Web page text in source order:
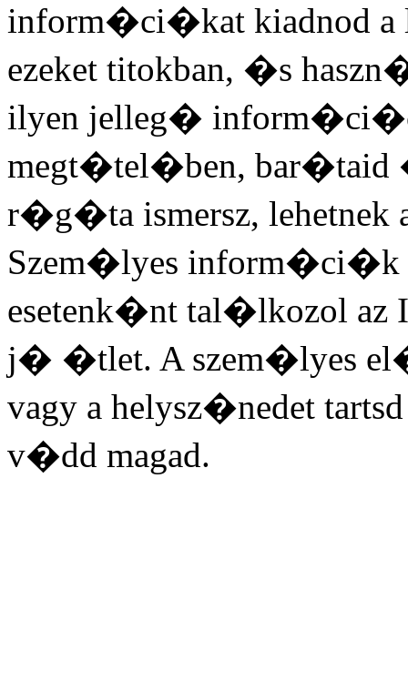
inform�ci�kat kiadnod a
ezeket titokban, �s
ilyen jelleg�
megt�tel�ben, bar�taid
r�g�ta ismersz, lehetnek
Szem�lyes inform�ci�k
esetenk�nt tal�lkozol az
j� �tlet. A szem�lyes
vagy a helysz�nedet
v�dd magad.